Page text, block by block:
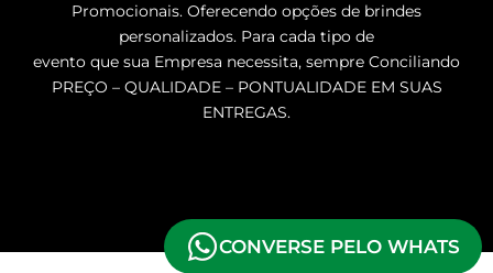
CONVERSE PELO WHATS
Promocionais. Oferecendo opções de brindes
personalizados. Para cada tipo de
evento que sua Empresa necessita, sempre Conciliando
PREÇO – QUALIDADE – PONTUALIDADE EM SUAS
ENTREGAS.